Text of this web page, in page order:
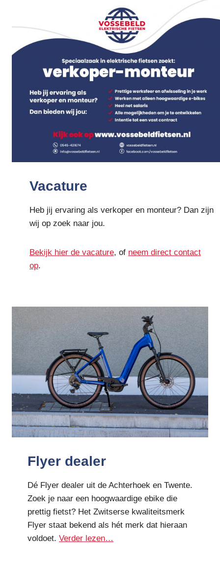
Vacature
Heb jij ervaring als verkoper en monteur? Dan zijn
wij op zoek naar jou.
Bekijk hier de vacature, of neem direct contact
op.
Flyer dealer
Dé Flyer dealer uit de Achterhoek en Twente.
Zoek je naar een hoogwaardige ebike die
prettig fietst? Het Zwitserse kwaliteitsmerk
Flyer staat bekend als hét merk dat hieraan
voldoet. Verder lezen…